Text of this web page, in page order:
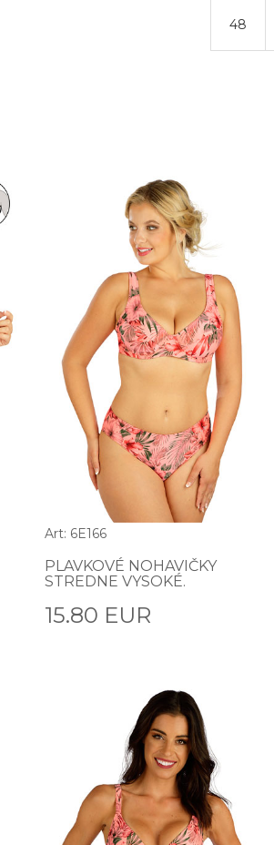
48
Art: 6E166
PLAVKOVÉ NOHAVIČKY
STREDNE VYSOKÉ.
15.80 EUR